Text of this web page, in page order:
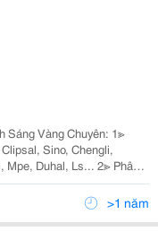
Sáng Vàng Chuyên: 1≫
Sino, Chengli,
Duhal, Ls... 2≫ Phân
Thất: Nét Việt, Euro,
Kim Lo
>1 năm